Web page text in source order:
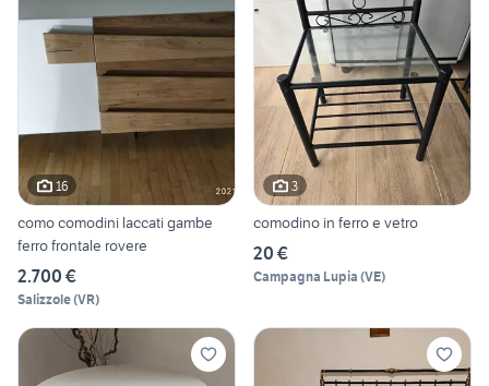
16
como comodini laccati gambe
ferro frontale rovere
2.700 €
Salizzole(VR)
3
comodino in ferro e vetro
20 €
Campagna Lupia (VE)